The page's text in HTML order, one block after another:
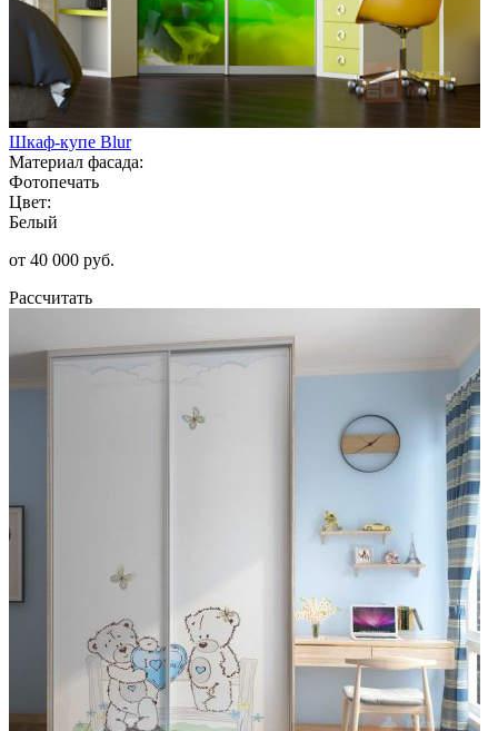
Шкаф-купе Blur
Материал фасада:
Фотопечать
Цвет:
Белый
от 40 000 руб.
Рассчитать